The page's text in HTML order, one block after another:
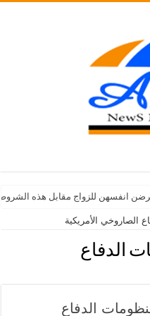
انفسهن للزواج مقابل هذه
الصاروخي الأمريكية
الدفاع
الدفاع